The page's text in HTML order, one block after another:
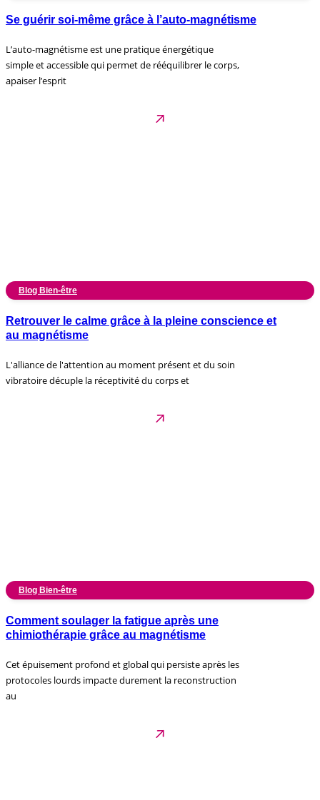
Se guérir soi-même grâce à l’auto-magnétisme
L’auto-magnétisme est une pratique énergétique
simple et accessible qui permet de rééquilibrer le corps,
apaiser l’esprit
Blog Bien-être
Retrouver le calme grâce à la pleine conscience et
au magnétisme
L'alliance de l'attention au moment présent et du soin
vibratoire décuple la réceptivité du corps et
Blog Bien-être
Comment soulager la fatigue après une
chimiothérapie grâce au magnétisme
Cet épuisement profond et global qui persiste après les
protocoles lourds impacte durement la reconstruction
au